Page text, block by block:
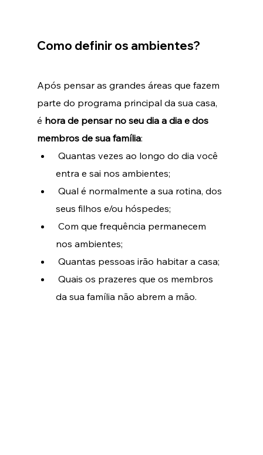
Como definir os ambientes?
Após pensar as grandes áreas que fazem
parte do programa principal da sua casa,
é hora de pensar no seu dia a dia e dos
membros de sua família:
Quantas vezes ao longo do dia você
entra e sai nos ambientes;
Qual é normalmente a sua rotina, dos
seus filhos e/ou hóspedes;
Com que frequência permanecem
nos ambientes;
Quantas pessoas irão habitar a casa;
Quais os prazeres que os membros
da sua família não abrem a mão.